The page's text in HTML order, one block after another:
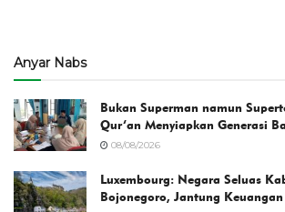
Anyar Nabs
Bukan Superman namun
Qur’an Menyiapkan Generasi
08/08/2026
Luxembourg: Negara Seluas
Bojonegoro, Jantung Keuangan